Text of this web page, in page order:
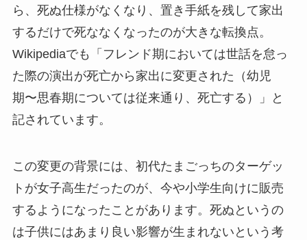
ら、死ぬ仕様がなくなり、置き手紙を残して家出
するだけで死ななくなったのが大きな転換点。
Wikipediaでも「フレンド期においては世話を怠っ
た際の演出が死亡から家出に変更された（幼児
期〜思春期については従来通り、死亡する）」と
記されています。
この変更の背景には、初代たまごっちのターゲッ
トが女子高生だったのが、今や小学生向けに販売
するようになったことがあります。死ぬというの
は子供にはあまり良い影響が生まれないという考